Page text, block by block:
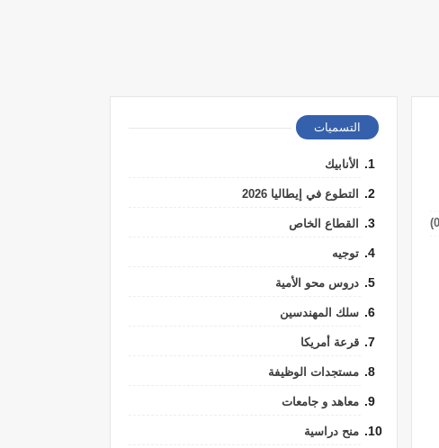
التسميات
الأنابيك
التطوع في إيطاليا 2026
القطاع الخاص
توجيه
دروس محو الأمية
سلك المهندسين
قرعة أمريكا
مستجدات الوظيفة
معاهد و جامعات
منح دراسية